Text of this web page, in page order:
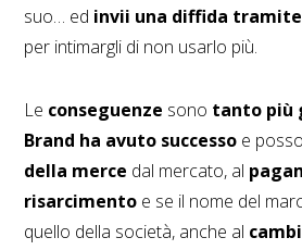
suo… ed invii una diffida
per intimargli di non usarlo più.
Le conseguenze sono tanto più
Brand ha avuto successo e
della merce dal mercato, al
risarcimento e se il nome del
quello della società, anche al